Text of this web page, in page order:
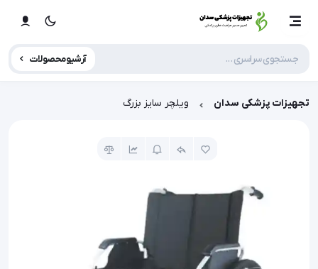
آرشیو محصولات
تجهیزات پزشکی سدان ویلچر سایز بزرگ